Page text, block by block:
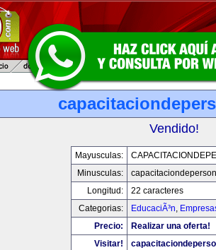
Vendido!
Mayusculas:
Minusculas:
Longitud:
22 caracteres
Categorias:
EducaciÃ³n,
Precio:
Realizar una oferta!
Visitar!